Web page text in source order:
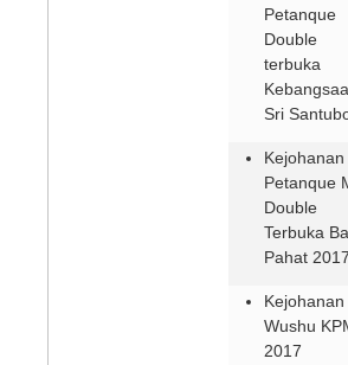
Petanque
Double
terbuka
Sri
Kejohanan
Petanque
Double
Terbuka
Pahat 2017
Kejohanan
Wushu
2017